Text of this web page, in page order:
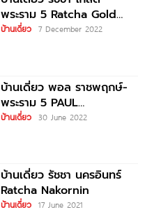
พระราม 5 Ratcha Gold
Rama 5 ราคาเริ่มต้น
บ้านเดี่ยว 7 December 2022
บ้านเดี่ยว พอล ราชพฤกษ์-
พระราม 5 PAUL
Ratchapruek-Rama 5 เริ่ม
บ้านเดี่ยว 30 June 2022
บ้านเดี่ยว รัชชา นครอินทร์
Ratcha Nakornin
บ้านเดี่ยว 17 June 2021